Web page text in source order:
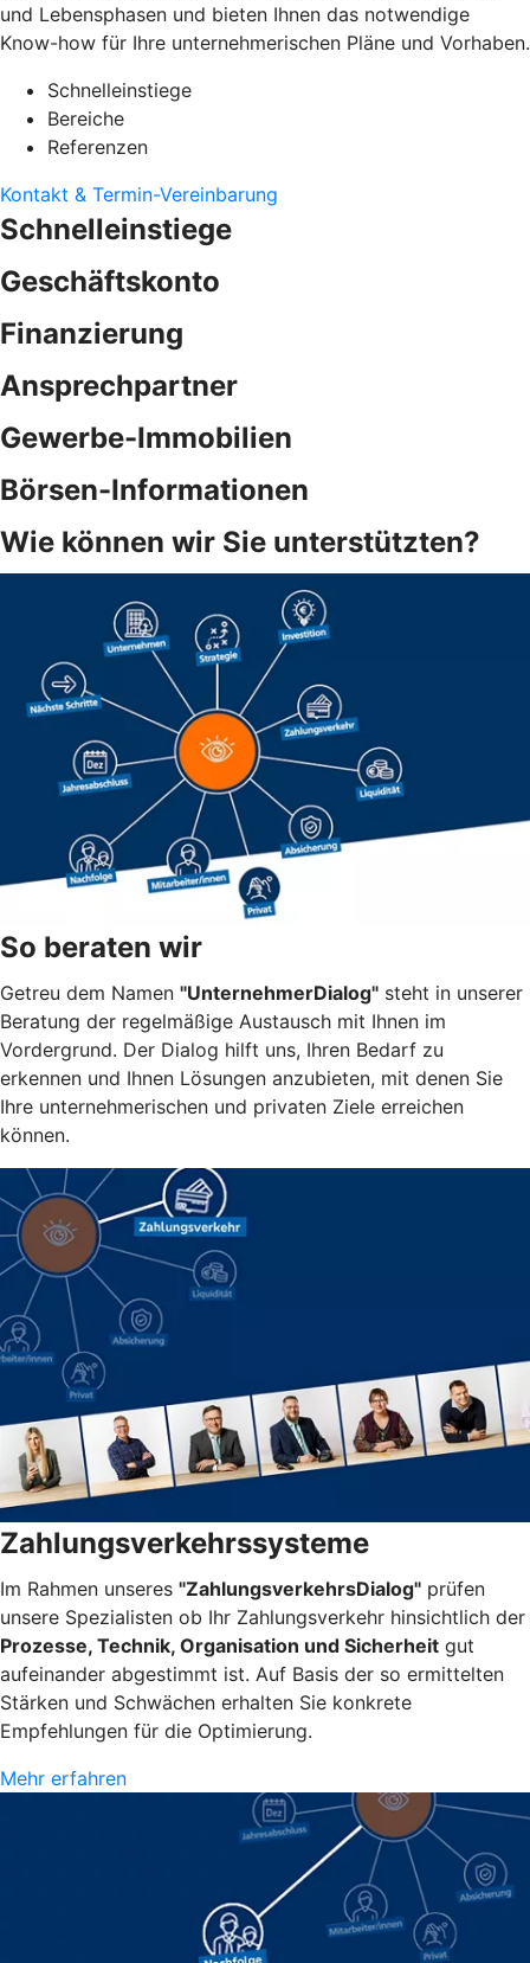
und Lebensphasen und bieten Ihnen das notwendige
Know-how für Ihre unternehmerischen Pläne und Vorhaben.
Schnelleinstiege
Bereiche
Referenzen
Kontakt & Termin-Vereinbarung
Schnelleinstiege
Geschäftskonto
Finanzierung
Ansprechpartner
Gewerbe-Immobilien
Börsen-Informationen
Wie können wir Sie unterstützten?
So beraten wir
Getreu dem Namen "UnternehmerDialog" steht in unserer
Beratung der regelmäßige Austausch mit Ihnen im
Vordergrund. Der Dialog hilft uns, Ihren Bedarf zu
erkennen und Ihnen Lösungen anzubieten, mit denen Sie
Ihre unternehmerischen und privaten Ziele erreichen
können.
Zahlungsverkehrssysteme
Im Rahmen unseres "ZahlungsverkehrsDialog" prüfen
unsere Spezialisten ob Ihr Zahlungsverkehr hinsichtlich der
Prozesse, Technik, Organisation und Sicherheit gut
aufeinander abgestimmt ist. Auf Basis der so ermittelten
Stärken und Schwächen erhalten Sie konkrete
Empfehlungen für die Optimierung.
Mehr erfahren